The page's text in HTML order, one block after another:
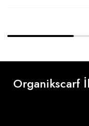
Organikscarf